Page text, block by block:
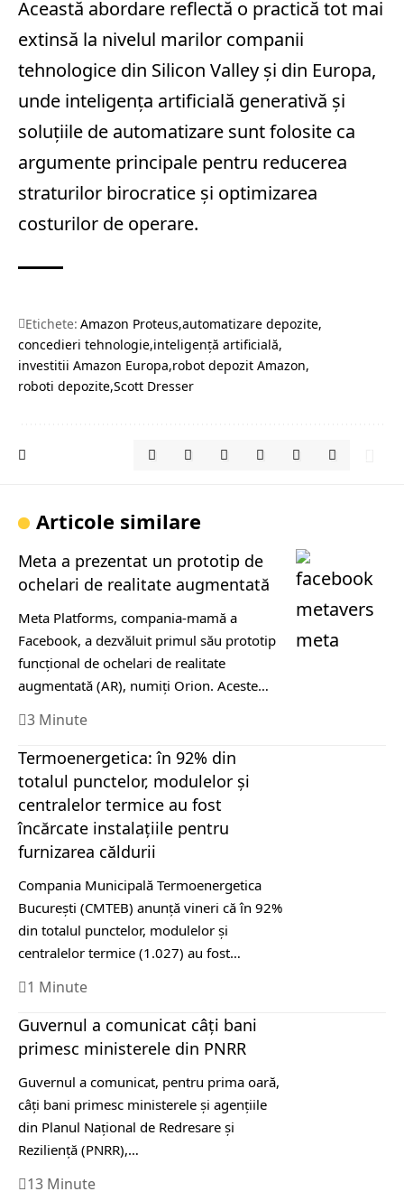
Această abordare reflectă o practică tot mai
extinsă la nivelul marilor companii
tehnologice din Silicon Valley și din Europa,
unde inteligența artificială generativă și
soluțiile de automatizare sunt folosite ca
argumente principale pentru reducerea
straturilor birocratice și optimizarea
costurilor de operare.
Etichete: Amazon Proteus automatizare depozite
concedieri tehnologie inteligență artificială
investitii Amazon Europa robot depozit Amazon
roboti depozite Scott Dresser
Articole similare
Meta a prezentat un prototip de
ochelari de realitate augmentată
Meta Platforms, compania-mamă a
Facebook, a dezvăluit primul său prototip
funcțional de ochelari de realitate
augmentată (AR), numiți Orion. Aceste…
3 Minute
Termoenergetica: în 92% din
totalul punctelor, modulelor şi
centralelor termice au fost
încărcate instalaţiile pentru
furnizarea căldurii
Compania Municipală Termoenergetica
Bucureşti (CMTEB) anunţă vineri că în 92%
din totalul punctelor, modulelor şi
centralelor termice (1.027) au fost…
1 Minute
Guvernul a comunicat câți bani
primesc ministerele din PNRR
Guvernul a comunicat, pentru prima oară,
câți bani primesc ministerele și agențiile
din Planul Național de Redresare și
Reziliență (PNRR),…
13 Minute